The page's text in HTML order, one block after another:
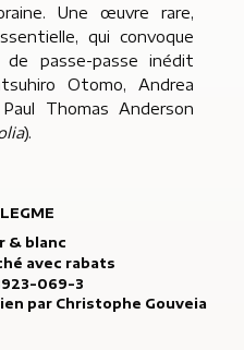
Une œuvre rare,
qui convoque
passe-passe inédit
Otomo, Andrea
Thomas Anderson
).
& blanc
avec rabats
069-3
par Christophe Gouveia